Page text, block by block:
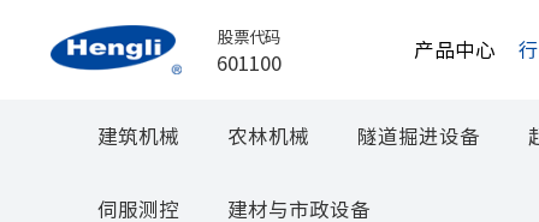
股票代码
601100
产品中心
建筑机械 农林机械 隧道掘进设备
伺服测控 建材与市政设备